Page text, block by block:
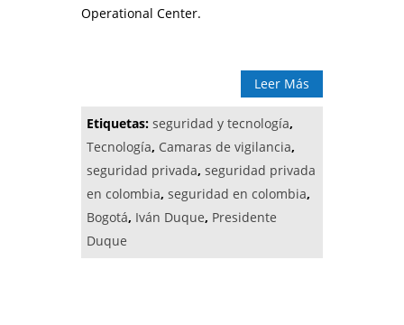
Operational Center.
Leer Más
Etiquetas: seguridad y tecnología,
Tecnología, Camaras de vigilancia,
seguridad privada, seguridad privada
en colombia, seguridad en colombia,
Bogotá, Iván Duque, Presidente
Duque